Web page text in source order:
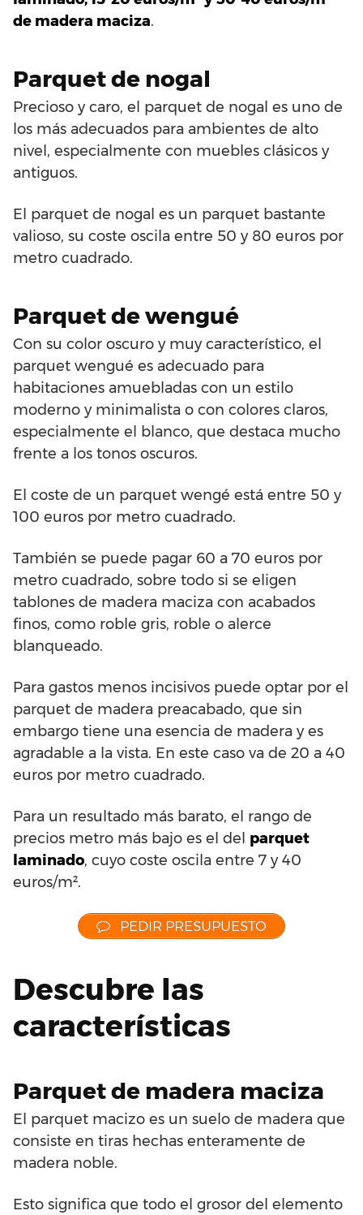
de madera maciza.
Parquet de nogal
Precioso y caro, el parquet de nogal es uno de
los más adecuados para ambientes de alto
nivel, especialmente con muebles clásicos y
antiguos.
El parquet de nogal es un parquet bastante
valioso, su coste oscila entre 50 y 80 euros por
metro cuadrado.
Parquet de wengué
Con su color oscuro y muy característico, el
parquet wengué es adecuado para
habitaciones amuebladas con un estilo
moderno y minimalista o con colores claros,
especialmente el blanco, que destaca mucho
frente a los tonos oscuros.
El coste de un parquet wengé está entre 50 y
100 euros por metro cuadrado.
También se puede pagar 60 a 70 euros por
metro cuadrado, sobre todo si se eligen
tablones de madera maciza con acabados
finos, como roble gris, roble o alerce
blanqueado.
Para gastos menos incisivos puede optar por el
parquet de madera preacabado, que sin
embargo tiene una esencia de madera y es
agradable a la vista. En este caso va de 20 a 40
euros por metro cuadrado.
Para un resultado más barato, el rango de
precios metro más bajo es el del parquet
laminado, cuyo coste oscila entre 7 y 40
euros/m².
PEDIR PRESUPUESTO
Descubre las
características
Parquet de madera maciza
El parquet macizo es un suelo de madera que
consiste en tiras hechas enteramente de
madera noble.
Esto significa que todo el grosor del elemento